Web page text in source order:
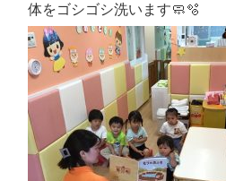
体をゴシゴシ洗います🧼🫧